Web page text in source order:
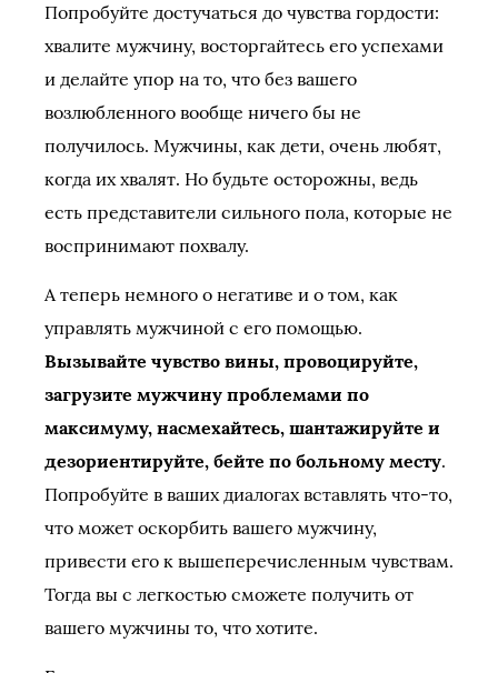
Попробуйте достучаться до чувства гордости:
хвалите мужчину, восторгайтесь его успехами
и делайте упор на то, что без вашего
возлюбленного вообще ничего бы не
получилось. Мужчины, как дети, очень любят,
когда их хвалят. Но будьте осторожны, ведь
есть представители сильного пола, которые не
воспринимают похвалу.
А теперь немного о негативе и о том, как
управлять мужчиной с его помощью.
Вызывайте чувство вины, провоцируйте,
загрузите мужчину проблемами по
максимуму, насмехайтесь, шантажируйте и
дезориентируйте, бейте по больному месту.
Попробуйте в ваших диалогах вставлять что-то,
что может оскорбить вашего мужчину,
привести его к вышеперечисленным чувствам.
Тогда вы с легкостью сможете получить от
вашего мужчины то, что хотите.